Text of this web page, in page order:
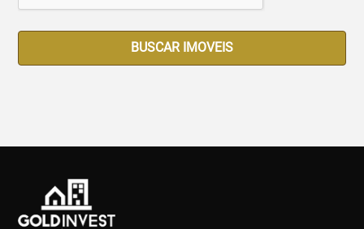
BUSCAR IMOVEIS